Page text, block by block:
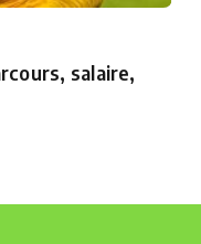
salaire,